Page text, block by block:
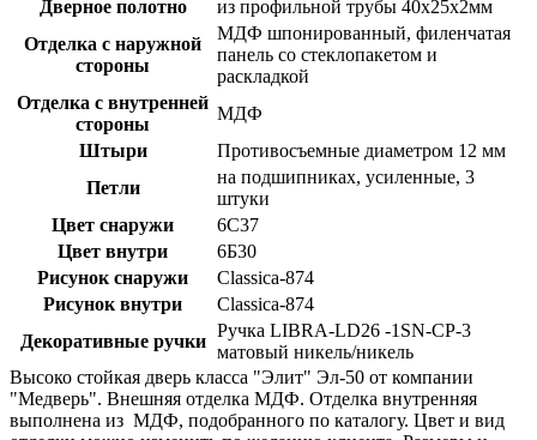
Дверное полотно
из профильной трубы 40х25х2мм
Отделка с наружной
стороны
МДФ шпонированный, филенчатая
панель со стеклопакетом и
раскладкой
Отделка с внутренней
стороны
МДФ
Штыри
Противосъемные диаметром 12 мм
Петли
на подшипниках, усиленные, 3
штуки
Цвет снаружи
6С37
Цвет внутри
6Б30
Рисунок снаружи
Classica-874
Рисунок внутри
Classica-874
Декоративные ручки
Ручка LIBRA-LD26 -1SN-CP-3
матовый никель/никель
Высоко стойкая дверь класса "Элит" Эл-50 от компании
"Медверь". Внешняя отделка МДФ. Отделка внутренняя
выполнена из МДФ, подобранного по каталогу. Цвет и вид